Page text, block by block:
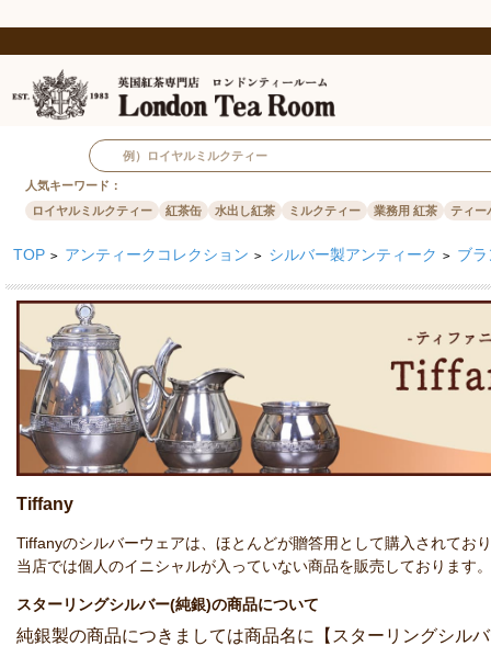
人気キーワード：
ロイヤルミルクティー
紅茶缶 水出し紅茶 ミルクティー 業務用 紅茶 ティー
TOP > アンティークコレクション > シルバー製アンティーク > ブ
Tiffany
Tiffanyのシルバーウェアは、ほとんどが贈答用として購入されてお
当店では個人のイニシャルが入っていない商品を販売しております。
スターリングシルバー(純銀)の商品について
純銀製の商品につきましては商品名に【スターリングシル